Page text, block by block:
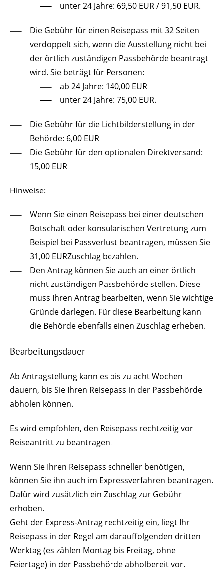
unter 24 Jahre: 69,50 EUR / 91,50 EUR.
Die Gebühr für einen Reisepass mit 32 Seiten
verdoppelt sich, wenn die Ausstellung nicht bei
der örtlich zuständigen Passbehörde beantragt
wird. Sie beträgt für Personen:
ab 24 Jahre: 140,00 EUR
unter 24 Jahre: 75,00 EUR.
Die Gebühr für die Lichtbilderstellung in der
Behörde: 6,00 EUR
Die Gebühr für den optionalen Direktversand:
15,00 EUR
Hinweise:
Wenn Sie einen Reisepass bei einer deutschen
Botschaft oder konsularischen Vertretung zum
Beispiel bei Passverlust beantragen, müssen Sie
31,00 EURZuschlag bezahlen.
Den Antrag können Sie auch an einer örtlich
nicht zuständigen Passbehörde stellen. Diese
muss Ihren Antrag bearbeiten, wenn Sie wichtige
Gründe darlegen. Für diese Bearbeitung kann
die Behörde ebenfalls einen Zuschlag erheben.
Bearbeitungsdauer
Ab Antragstellung kann es bis zu acht Wochen
dauern, bis Sie Ihren Reisepass in der Passbehörde
abholen können.
Es wird empfohlen, den Reisepass rechtzeitig vor
Reiseantritt zu beantragen.
Wenn Sie Ihren Reisepass schneller benötigen,
können Sie ihn auch im Expressverfahren beantragen.
Dafür wird zusätzlich ein Zuschlag zur Gebühr
erhoben.
Geht der Express-Antrag rechtzeitig ein, liegt Ihr
Reisepass in der Regel am darauffolgenden dritten
Werktag (es zählen Montag bis Freitag, ohne
Feiertage) in der Passbehörde abholbereit vor.